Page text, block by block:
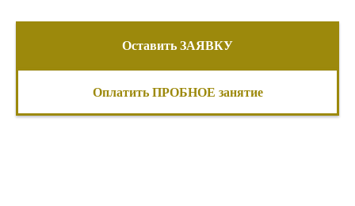
Оставить ЗАЯВКУ
Оплатить ПРОБНОЕ занятие